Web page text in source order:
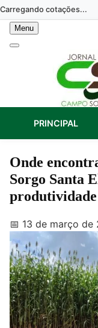
Skip
to
content
Carregando cotações...
Menu
PRINCIPAL
Onde
Sorgo Santa
📅 13 de março de